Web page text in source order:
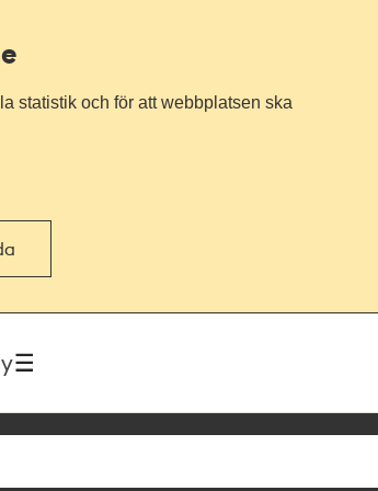
statistik och för att webbplatsen ska